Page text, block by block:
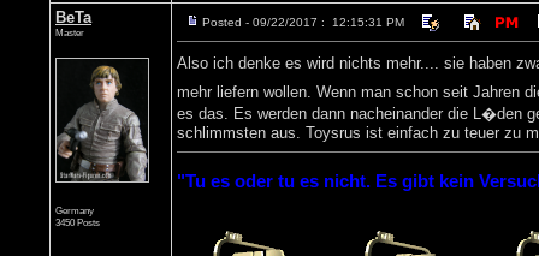
BeTa
Master
Germany
3450 Posts
Posted - 09/22/2017 : 12:15:31 PM
Also ich denke es wird nichts mehr.... sie haben
mehr liefern wollen. Wenn man schon seit Jahren
es das. Es werden dann nacheinander die L�den
schlimmsten aus. Toysrus ist einfach zu teuer zu
"Tu es oder tu es nicht. Es gibt kein